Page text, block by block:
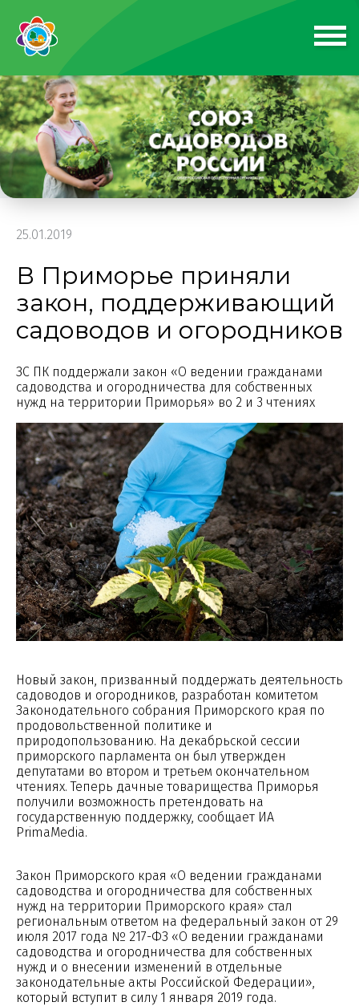
25.01.2019
В Приморье приняли
закон, поддерживающий
садоводов и огородников
ЗС ПК поддержали закон «О ведении гражданами
садоводства и огородничества для собственных
нужд на территории Приморья» во 2 и 3 чтениях
Новый закон, призванный поддержать деятельность
садоводов и огородников, разработан комитетом
Законодательного собрания Приморского края по
продовольственной политике и
природопользованию. На декабрьской сессии
приморского парламента он был утвержден
депутатами во втором и третьем окончательном
чтениях. Теперь дачные товарищества Приморья
получили возможность претендовать на
государственную поддержку, сообщает ИА
PrimaMedia.
Закон Приморского края «О ведении гражданами
садоводства и огородничества для собственных
нужд на территории Приморского края» стал
региональным ответом на федеральный закон от 29
июля 2017 года № 217-ФЗ «О ведении гражданами
садоводства и огородничества для собственных
нужд и о внесении изменений в отдельные
законодательные акты Российской Федерации»,
который вступит в силу 1 января 2019 года.